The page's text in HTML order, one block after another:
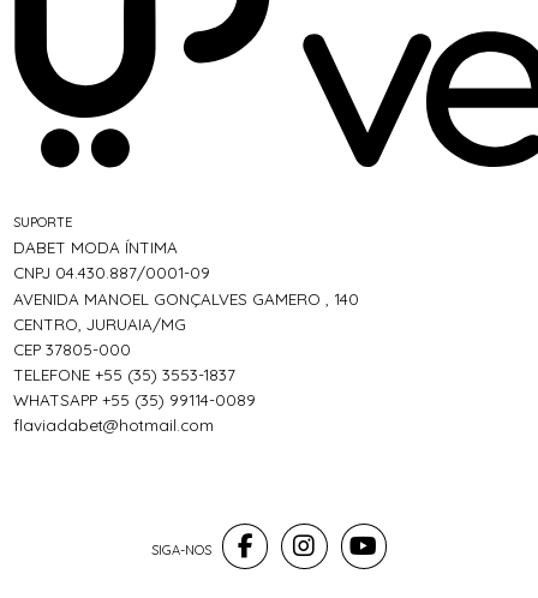
SUPORTE
DABET MODA ÍNTIMA
CNPJ 04.430.887/0001-09
AVENIDA MANOEL GONÇALVES GAMERO , 140
CENTRO, JURUAIA/MG
CEP 37805-000
TELEFONE +55 (35) 3553-1837
WHATSAPP +55 (35) 99114-0089
flaviadabet@hotmail.com